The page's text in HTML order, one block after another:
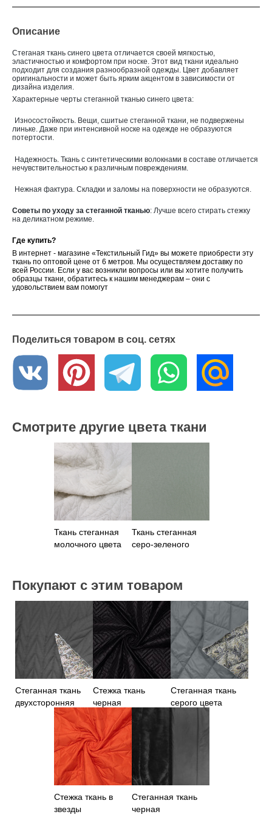
Описание
Стеганая ткань синего цвета отличается своей мягкостью,
эластичностью и комфортом при носке. Этот вид ткани идеально
подходит для создания разнообразной одежды. Цвет добавляет
оригинальности и может быть ярким акцентом в зависимости от
дизайна изделия.
Характерные черты стеганной тканью синего цвета:
Износостойкость. Вещи, сшитые стеганной ткани, не подвержены
линьке. Даже при интенсивной носке на одежде не образуются
потертости.
Надежность. Ткань с синтетическими волокнами в составе отличается
нечувствительностью к различным повреждениям.
Нежная фактура. Складки и заломы на поверхности не образуются.
Советы по уходу за стеганной тканью: Лучше всего стирать стежку
на деликатном режиме.
Где купить?
В интернет - магазине «Текстильный Гид» вы можете приобрести эту
ткань по оптовой цене от 6 метров. Мы осуществляем доставку по
всей России. Если у вас возникли вопросы или вы хотите получить
образцы ткани, обратитесь к нашим менеджерам – они с
удовольствием вам помогут
Поделиться товаром в соц. сетях
Смотрите другие цвета ткани
Ткань стеганная
молочного цвета
Ткань стеганная
серо-зеленого
Покупают с этим товаром
Стеганная ткань
двухсторонняя
Стежка ткань
черная
Стеганная ткань
серого цвета
Стежка ткань в
звезды
Стеганная ткань
черная